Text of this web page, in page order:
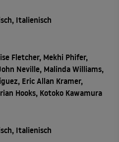
Italienisch
Fletcher, Mekhi Phifer,
Neville, Malinda Williams,
Eric Allan Kramer,
Hooks, Kotoko Kawamura
Italienisch